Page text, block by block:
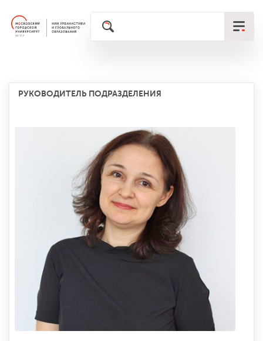
РУКОВОДИТЕЛЬ ПОДРАЗДЕЛЕНИЯ